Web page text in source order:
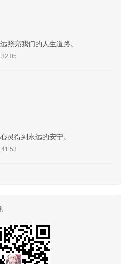
照亮我们的人生道路。
灵得到永远的安宁。